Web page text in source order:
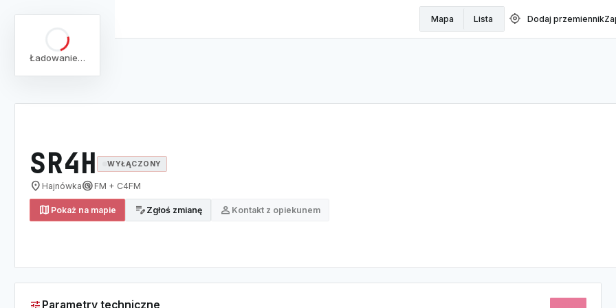
Ładowanie…
Mapa Lista my_location Dodaj przemiennik
arrow_backPełna lista
SR4H WYŁĄCZONY
location_on Hajnówkaradar FM + C4FM
map Pokaż na mapie edit_note Zgłoś zmianę person Kontakt z opiekunem
Parametry techniczne